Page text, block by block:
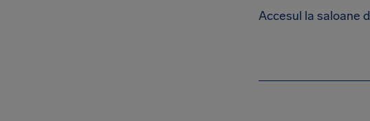
Accesul la saloane